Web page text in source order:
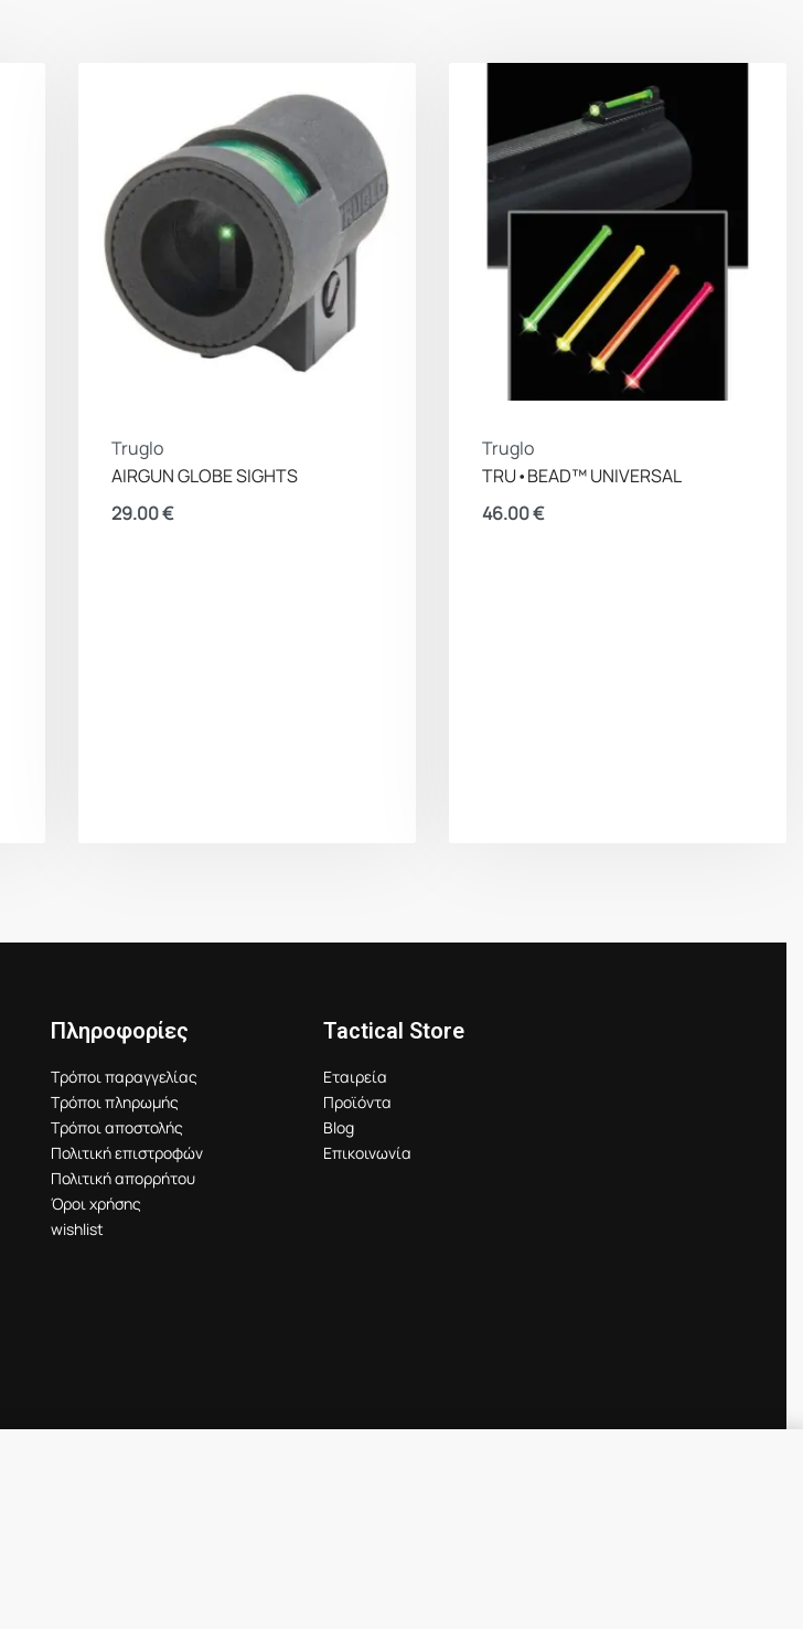
Truglo
AIRGUN GLOBE SIGHTS
29.00€
Truglo
TRU•BEAD™ UNIVERSAL
46.00€
Πληροφορίες
Τρόποι παραγγελίας
Τρόποι πληρωμής
Τρόποι αποστολής
Πολιτική επιστροφών
Πολιτική απορρήτου
Όροι χρήσης
wishlist
Tactical Store
Εταιρεία
Προϊόντα
Blog
Επικοινωνία